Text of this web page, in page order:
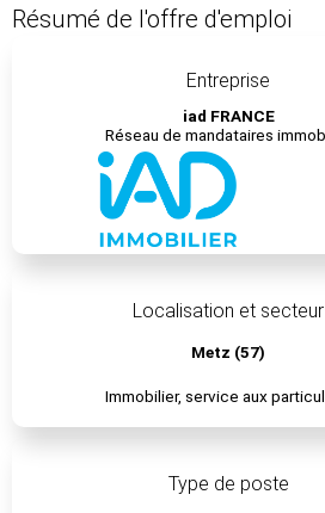
Résumé de l'offre d'emploi
Entreprise
iad FRANCE
Réseau de mandataires
Localisation et secteur
Metz (57)
Immobilier, service aux
Type de poste